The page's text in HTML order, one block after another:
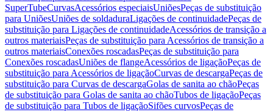
SuperTubeCurvasAcessórios especiaisUniõesPeças de substituição
para UniõesUniões de soldaduraLigações de continuidadePeças de
substituição para Ligações de continuidadeAcessórios de transição a
outros materiaisPeças de substituição para Acessórios de transição a
outros materiaisConexões roscadasPeças de substituição para
Conexões roscadasUniões de flangeAcessórios de ligaçãoPeças de
substituição para Acessórios de ligaçãoCurvas de descargaPeças de
substituição para Curvas de descargaGolas de sanita ao chãoPeças
de substituição para Golas de sanita ao chãoTubos de ligaçãoPeças
de substituição para Tubos de ligaçãoSifões curvosPeças de